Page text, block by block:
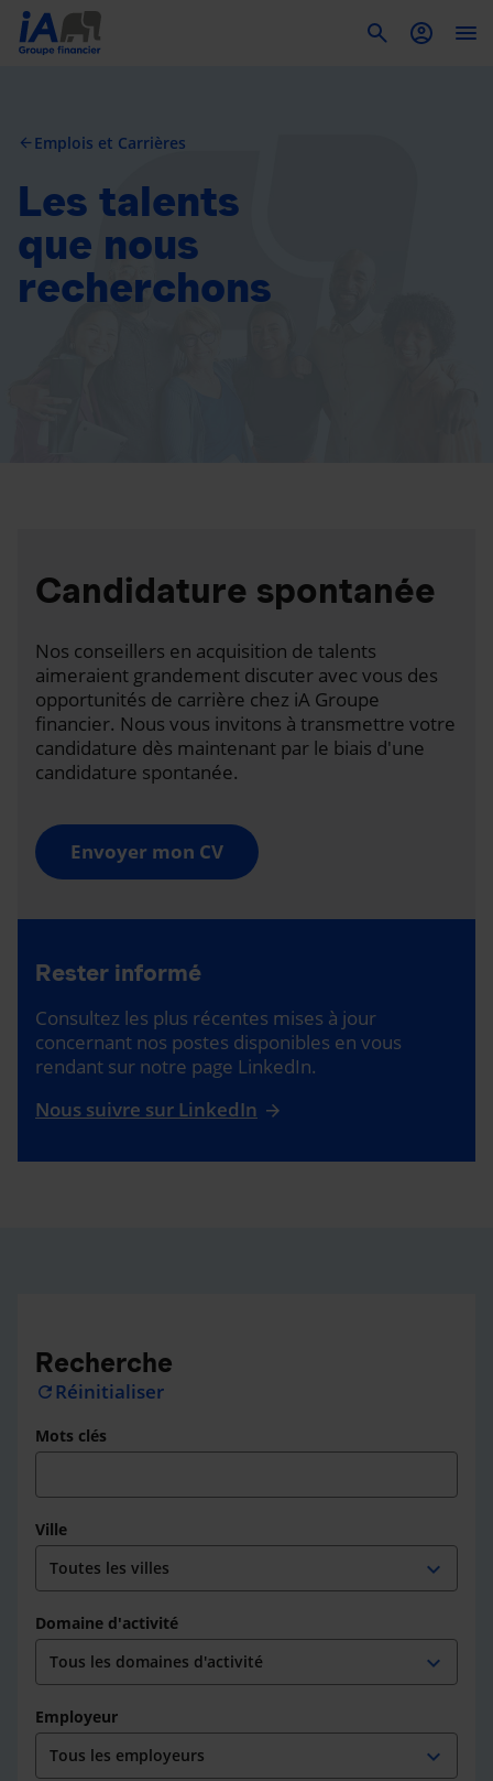
arrow_back Emplois et Carrières
Les talents
que nous
recherchons
Candidature spontanée
Nos conseillers en acquisition de talents
aimeraient grandement discuter avec vous des
opportunités de carrière chez iA Groupe
financier. Nous vous invitons à transmettre votre
candidature dès maintenant par le biais d'une
candidature spontanée.
Envoyer mon CV
Rester informé
Consultez les plus récentes mises à jour
concernant nos postes disponibles en vous
rendant sur notre page LinkedIn.
Nous suivre sur LinkedIn
Recherche
refresh Réinitialiser
Mots clés
Ville
expand_more
Domaine d'activité
expand_more
Employeur
expand_more